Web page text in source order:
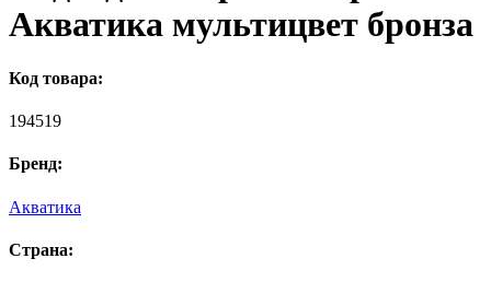
Акватика мультицвет бронза
Код товара:
194519
Бренд:
Акватика
Страна: